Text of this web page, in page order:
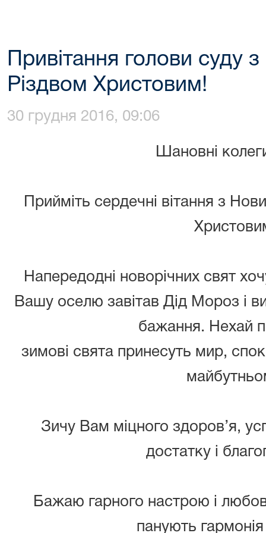
Привітання голови суду
Різдвом Христовим!
30 грудня 2016, 09:06
Шановні
Прийміть сердечні вітання з
Напередодні новорічних свят
Вашу оселю завітав Дід Мороз і
бажання. Нехай
зимові свята принесуть мир,
Зичу Вам міцного здоров’я,
достатку і
Бажаю гарного настрою і
панують